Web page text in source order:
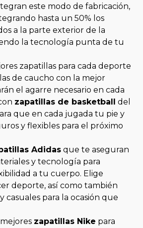
este modo de fabricación,
hasta un 50% los
a la parte exterior de la
la tecnología punta de tu
zapatillas para cada deporte
de caucho con la mejor
el agarre necesario en cada
zapatillas de basketball
del
que en cada jugada tu pie y
y flexibles para el próximo
Adidas que te aseguran
y tecnología para
a tu cuerpo. Elige
deporte, así como también
casuales para la ocasión que
zapatillas Nike para